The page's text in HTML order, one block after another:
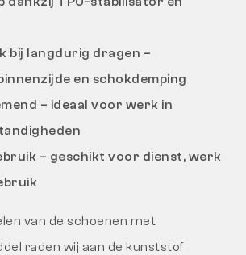
bij langdurig dragen –
en schokdemping
– ideaal voor werk in
– geschikt voor dienst, werk
van de schoenen met
raden wij aan de kunststof